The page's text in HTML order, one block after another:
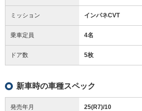
ミッション インパネCVT
乗車定員 4名
ドア数 5枚
新車時の車種スペック
発売年月 25(R7)/10